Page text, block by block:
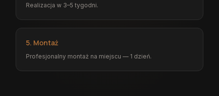
Realizacja w 3–5 tygodni.
5. Montaż
Profesjonalny montaż na miejscu — 1 dzień.